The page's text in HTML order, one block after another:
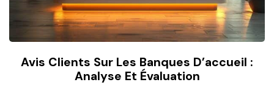
Avis Clients Sur Les Banques D’accueil :
Analyse Et Évaluation